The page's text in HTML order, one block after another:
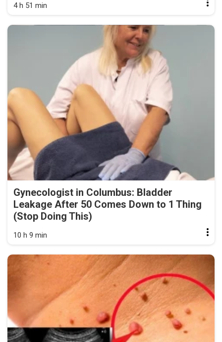
4 h 51 min
Gynecologist in Columbus: Bladder
Leakage After 50 Comes Down to 1 Thing
(Stop Doing This)
10 h 9 min